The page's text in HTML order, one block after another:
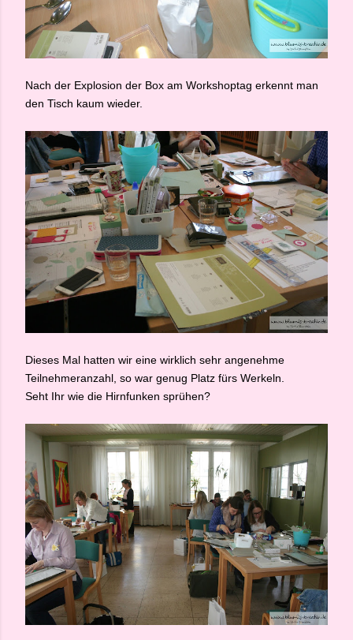
Nach der Explosion der Box am Workshoptag erkennt man
den Tisch kaum wieder.
Dieses Mal hatten wir eine wirklich sehr angenehme
Teilnehmeranzahl, so war genug Platz fürs Werkeln.
Seht Ihr wie die Hirnfunken sprühen?